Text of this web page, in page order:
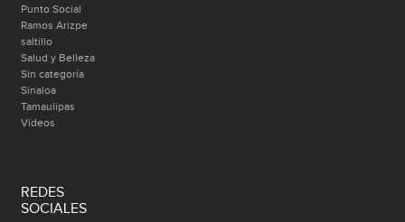
Punto Social
Ramos Arizpe
saltillo
Salud y Belleza
Sin categoría
Sinaloa
Tamaulipas
Videos
REDES
SOCIALES